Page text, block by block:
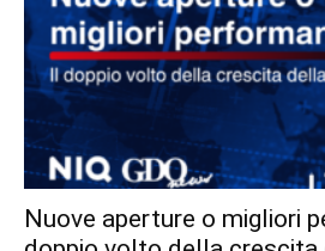
Nuove aperture o migliori